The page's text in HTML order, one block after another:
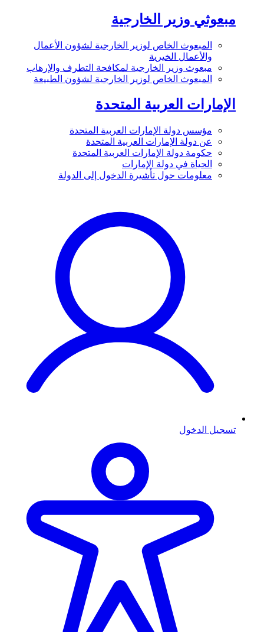
مبعوثي وزير الخارجية
المبعوث الخاص لوزير الخارجية لشؤون الأعمال
والأعمال الخيرية
مبعوث وزير الخارجية لمكافحة التطرف والإرهاب
المبعوث الخاص لوزير الخارجية لشؤون الطبيعة
الإمارات العربية المتحدة
مؤسس دولة الإمارات العربية المتحدة
عن دولة الإمارات العربية المتحدة
حكومة دولة الإمارات العربية المتحدة
الحياة في دولة الإمارات
معلومات حول تأشيرة الدخول إلى الدولة
تسجيل الدخول